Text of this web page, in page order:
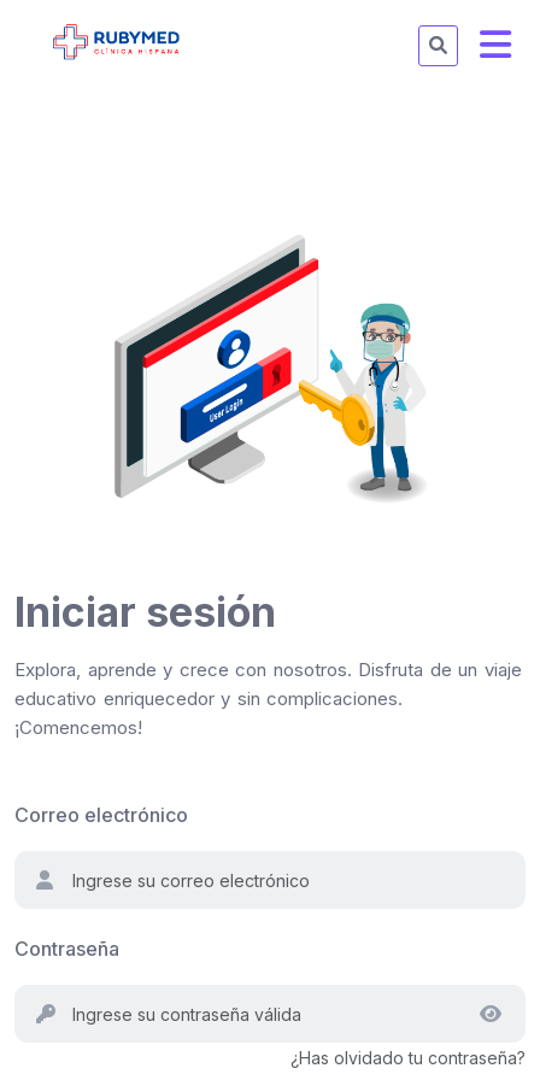
Iniciar sesión
Explora, aprende y crece con nosotros. Disfruta de un viaje
educativo enriquecedor y sin complicaciones.
¡Comencemos!
Correo electrónico
Contraseña
¿Has olvidado tu contraseña?